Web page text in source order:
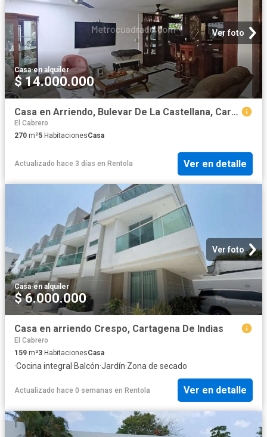
Ver foto
Casa·en alquiler
$ 14.000.000
Casa en Arriendo, Bulevar De La Castellana, Cartagena de Indias
El Cabrero
270 m²5 HabitacionesCasa
Actualizado hace 3 días en Rentola Ver en detalle
Ver foto
Casa·en alquiler
$ 6.000.000
Casa en arriendo Crespo, Cartagena De Indias
El Cabrero
159 m²3 HabitacionesCasa
·Cocina integral ·Balcón·Jardín·Zona de secado
Actualizado hace 0 semanas en Rentola Ver en detalle